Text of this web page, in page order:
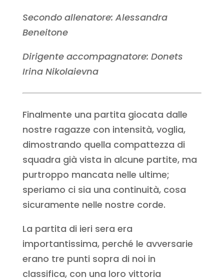
Secondo allenatore: Alessandra
Beneitone
Dirigente accompagnatore: Donets
Irina Nikolaievna
Finalmente una partita giocata dalle
nostre ragazze con intensità, voglia,
dimostrando quella compattezza di
squadra già vista in alcune partite, ma
purtroppo mancata nelle ultime;
speriamo ci sia una continuità, cosa
sicuramente nelle nostre corde.
La partita di ieri sera era
importantissima, perché le avversarie
erano tre punti sopra di noi in
classifica, con una loro vittoria